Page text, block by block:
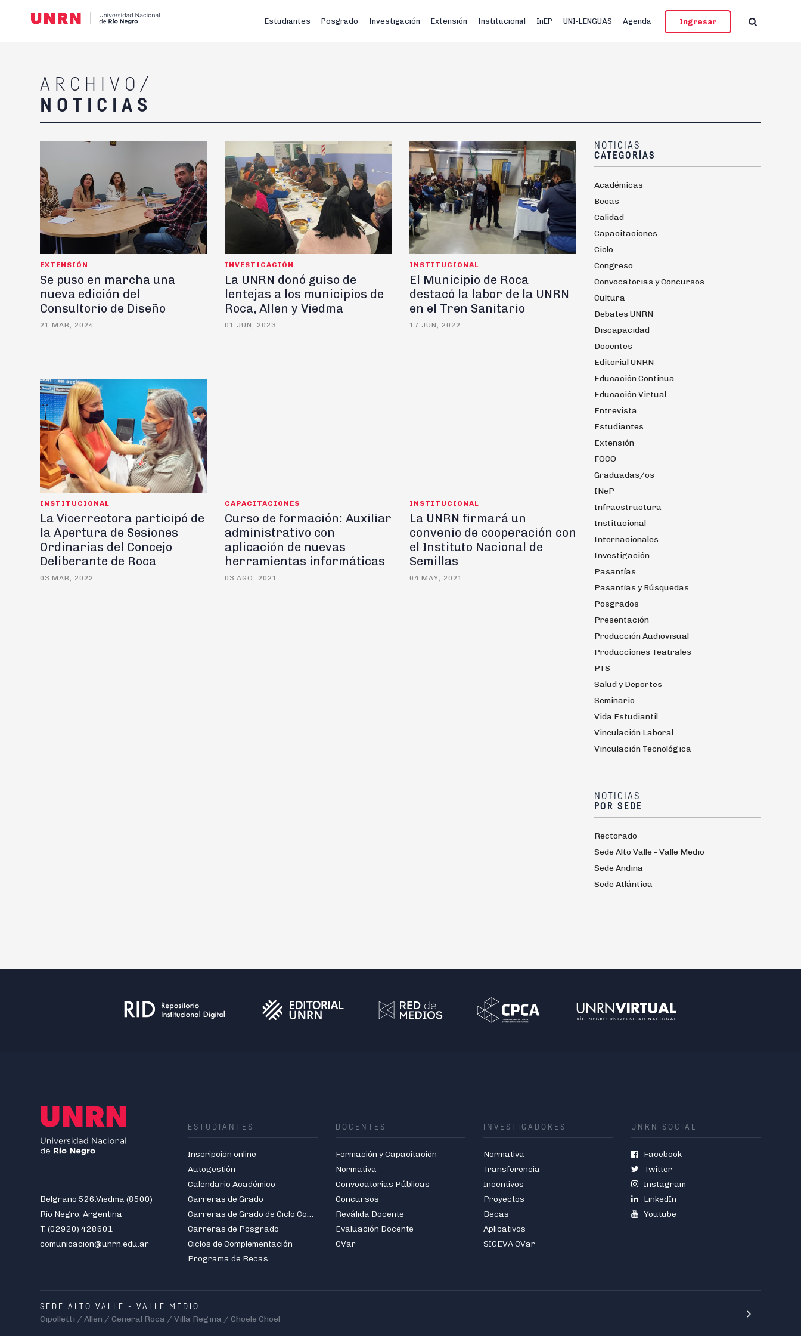
Estudiantes Posgrado Investigación Extensión Institucional InEP UNI-LENGUAS Agenda Ingresar
ARCHIVO/
NOTICIAS
EXTENSIÓN
Se puso en marcha una
nueva edición del
Consultorio de Diseño
21 MAR, 2024
INVESTIGACIÓN
La UNRN donó guiso de
lentejas a los municipios de
Roca, Allen y Viedma
01 JUN, 2023
INSTITUCIONAL
El Municipio de Roca
destacó la labor de la UNRN
en el Tren Sanitario
17 JUN, 2022
INSTITUCIONAL
La Vicerrectora participó de
la Apertura de Sesiones
Ordinarias del Concejo
Deliberante de Roca
03 MAR, 2022
CAPACITACIONES
Curso de formación: Auxiliar
administrativo con
aplicación de nuevas
herramientas informáticas
03 AGO, 2021
INSTITUCIONAL
La UNRN firmará un
convenio de cooperación con
el Instituto Nacional de
Semillas
04 MAY, 2021
NOTICIAS
CATEGORÍAS
Académicas
Becas
Calidad
Capacitaciones
Ciclo
Congreso
Convocatorias y Concursos
Cultura
Debates UNRN
Discapacidad
Docentes
Editorial UNRN
Educación Continua
Educación Virtual
Entrevista
Estudiantes
Extensión
FOCO
Graduadas/os
INeP
Infraestructura
Institucional
Internacionales
Investigación
Pasantías
Pasantías y Búsquedas
Posgrados
Presentación
Producción Audiovisual
Producciones Teatrales
PTS
Salud y Deportes
Seminario
Vida Estudiantil
Vinculación Laboral
Vinculación Tecnológica
NOTICIAS
POR SEDE
Rectorado
Sede Alto Valle - Valle Medio
Sede Andina
Sede Atlántica
Belgrano 526.Viedma (8500)
Río Negro, Argentina
T. (02920) 428601
comunicacion@unrn.edu.ar
ESTUDIANTES
Inscripción online
Autogestión
Calendario Académico
Carreras de Grado
Carreras de Grado de Ciclo Corto
Carreras de Posgrado
Ciclos de Complementación
Programa de Becas
DOCENTES
Formación y Capacitación
Normativa
Convocatorias Públicas
Concursos
Reválida Docente
Evaluación Docente
CVar
INVESTIGADORES
Normativa
Transferencia
Incentivos
Proyectos
Becas
Aplicativos
SIGEVA CVar
UNRN SOCIAL
Facebook
Twitter
Instagram
LinkedIn
Youtube
SEDE ALTO VALLE - VALLE MEDIO
Cipolletti / Allen / General Roca / Villa Regina / Choele Choel